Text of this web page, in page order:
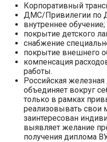
Корпоративный
ДМС/Привилегии по
внутреннее обучение;
покрытие детского
снабжение
покрытие внешнего
компенсация
работы.
Российская железная
объединяет вокруг
только в рамках
реализовывать свои
заинтересован
выявляет желание
получения диплома